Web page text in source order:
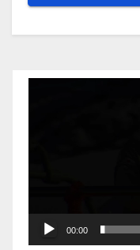
00:00